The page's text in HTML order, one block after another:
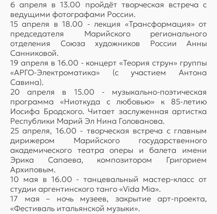
6 апреля в 13.00 пройдёт творческая встреча с
ведущими фотографами России.
15 апреля в 18.00 - лекция «Трансформация» от
председателя Марийского регионального
отделения Союза художников России Анны
Санниковой.
19 апреля в 16.00 - концерт «Теория струн» группы
«АРГО-Электроматика» (с участием Антона
Савина).
20 апреля в 15.00 - музыкально-поэтическая
программа «Ниоткуда с любовью» к 85-летию
Иосифа Бродского. Читает заслуженная артистка
Республики Марий Эл Нина Голованова.
25 апреля, 16.00 - творческая встреча с главным
дирижером Марийского государственного
академического театра оперы и балета имени
Эрика Сапаева, композитором Григорием
Архиповым.
10 мая в 16.00 - танцевальный мастер-класс от
студии аргентинского танго «Vida Mia».
17 мая – ночь музеев, закрытие арт-проекта,
«Фестиваль итальянской музыки».